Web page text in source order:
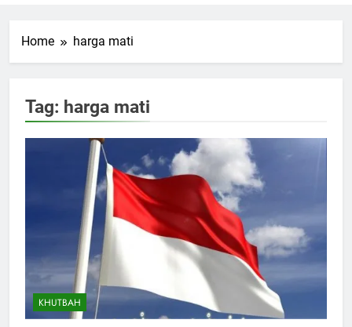
Home harga mati
Tag: harga mati
KHUTBAH